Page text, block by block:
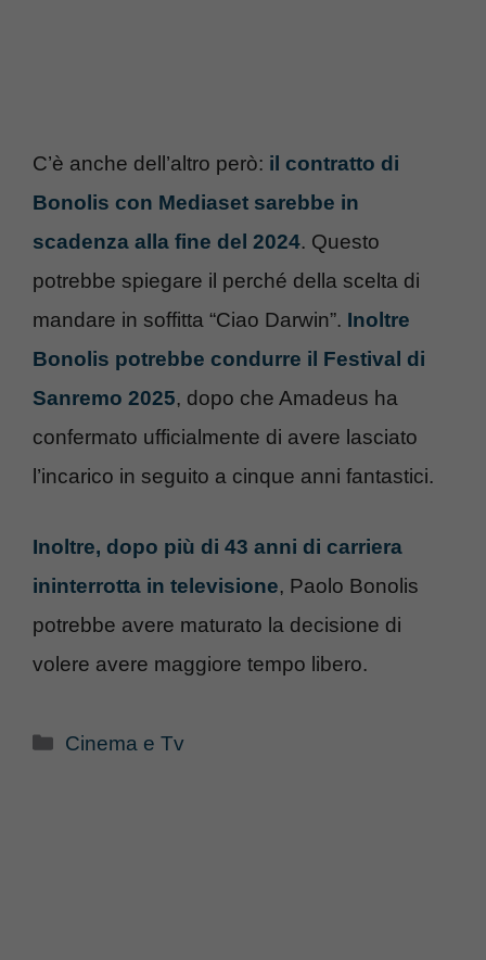
C’è anche dell’altro però: il contratto di
Bonolis con Mediaset sarebbe in
scadenza alla fine del 2024. Questo
potrebbe spiegare il perché della scelta di
mandare in soffitta “Ciao Darwin”. Inoltre
Bonolis potrebbe condurre il Festival di
Sanremo 2025, dopo che Amadeus ha
confermato ufficialmente di avere lasciato
l’incarico in seguito a cinque anni fantastici.
Inoltre, dopo più di 43 anni di carriera
ininterrotta in televisione, Paolo Bonolis
potrebbe avere maturato la decisione di
volere avere maggiore tempo libero.
Categorie
Cinema e Tv